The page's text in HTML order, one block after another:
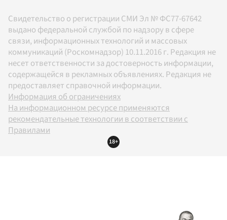
Свидетельство о регистрации СМИ Эл № ФС77-67642
выдано федеральной службой по надзору в сфере
связи, информационных технологий и массовых
коммуникаций (Роскомнадзор) 10.11.2016 г. Редакция не
несет ответственности за достоверность информации,
содержащейся в рекламных объявлениях. Редакция не
предоставляет справочной информации.
Информация об ограничениях
На информационном ресурсе применяются
рекомендательные технологии в соответствии с
Правилами
18+